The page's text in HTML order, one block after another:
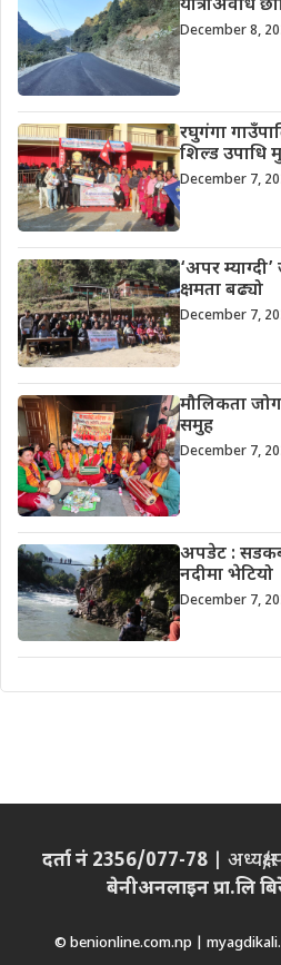
यात्राअवधि
December 8,
रघुगंगा
शिल्ड उपाधि
December 7,
‘अपर
क्षमता बढ्यो
December 7,
मौलिकता
समुह
December 7,
अपडेट :
नदीमा भेटियो
December 7,
दर्ता नं 2356/077-78| अध्यक्ष/
बेनीअनलाइन प्रा.लि
© benionline.com.np |